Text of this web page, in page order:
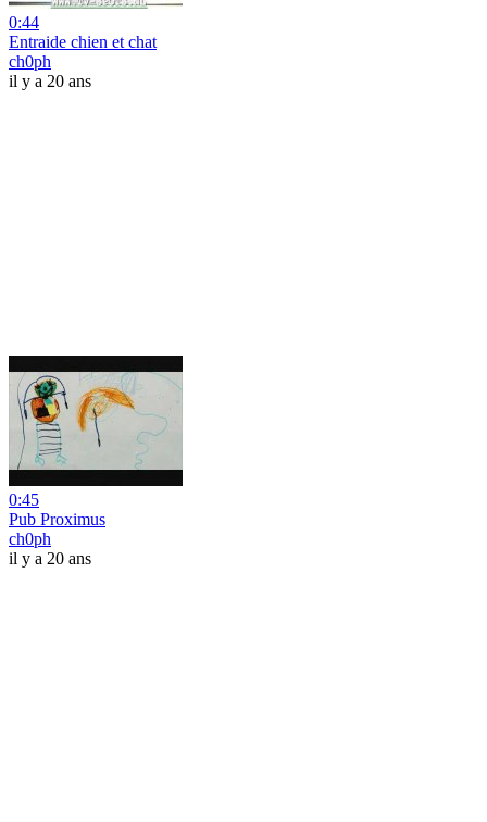
0:44
Entraide chien et chat
ch0ph
il y a 20 ans
0:45
Pub Proximus
ch0ph
il y a 20 ans